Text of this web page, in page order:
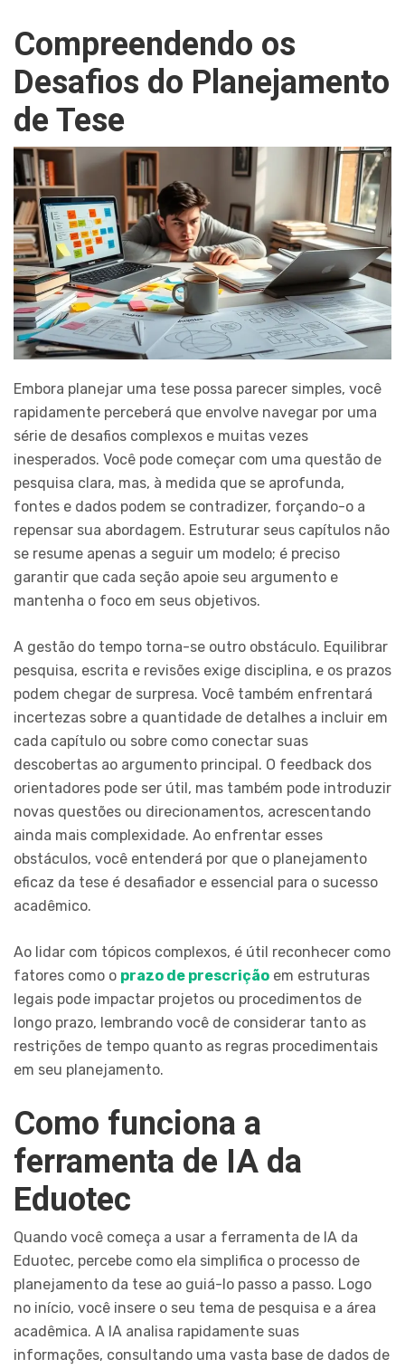
Compreendendo os
Desafios do Planejamento
de Tese
Embora planejar uma tese possa parecer simples, você
rapidamente perceberá que envolve navegar por uma
série de desafios complexos e muitas vezes
inesperados. Você pode começar com uma questão de
pesquisa clara, mas, à medida que se aprofunda,
fontes e dados podem se contradizer, forçando-o a
repensar sua abordagem. Estruturar seus capítulos não
se resume apenas a seguir um modelo; é preciso
garantir que cada seção apoie seu argumento e
mantenha o foco em seus objetivos.
A gestão do tempo torna-se outro obstáculo. Equilibrar
pesquisa, escrita e revisões exige disciplina, e os prazos
podem chegar de surpresa. Você também enfrentará
incertezas sobre a quantidade de detalhes a incluir em
cada capítulo ou sobre como conectar suas
descobertas ao argumento principal. O feedback dos
orientadores pode ser útil, mas também pode introduzir
novas questões ou direcionamentos, acrescentando
ainda mais complexidade. Ao enfrentar esses
obstáculos, você entenderá por que o planejamento
eficaz da tese é desafiador e essencial para o sucesso
acadêmico.
Ao lidar com tópicos complexos, é útil reconhecer como
fatores como o prazo de prescrição em estruturas
legais pode impactar projetos ou procedimentos de
longo prazo, lembrando você de considerar tanto as
restrições de tempo quanto as regras procedimentais
em seu planejamento.
Como funciona a
ferramenta de IA da
Eduotec
Quando você começa a usar a ferramenta de IA da
Eduotec, percebe como ela simplifica o processo de
planejamento da tese ao guiá-lo passo a passo. Logo
no início, você insere o seu tema de pesquisa e a área
acadêmica. A IA analisa rapidamente suas
informações, consultando uma vasta base de dados de